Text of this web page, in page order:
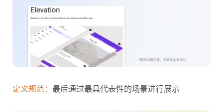
定义规范： 最后通过最具代表性的场景进行展示